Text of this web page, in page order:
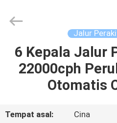
RUMAH
PRODUK
VIDEO
TECHNOLOGY
LIMITED.
Reserved.
Jalur
6 Kepala Jalur
22000cph
Otomatis
Tempat asal:
Cina